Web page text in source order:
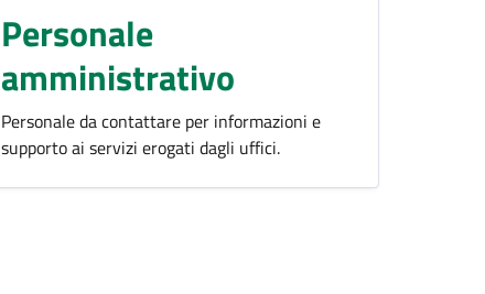
Personale
amministrativo
Personale da contattare per informazioni e
supporto ai servizi erogati dagli uffici.